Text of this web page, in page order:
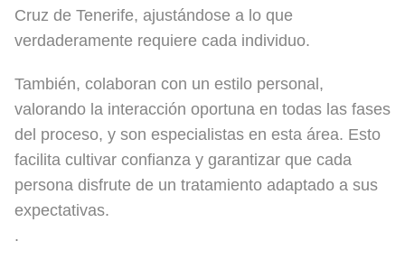
Cruz de Tenerife, ajustándose a lo que
verdaderamente requiere cada individuo.
También, colaboran con un estilo personal,
valorando la interacción oportuna en todas las fases
del proceso, y son especialistas en esta área. Esto
facilita cultivar confianza y garantizar que cada
persona disfrute de un tratamiento adaptado a sus
expectativas.
.